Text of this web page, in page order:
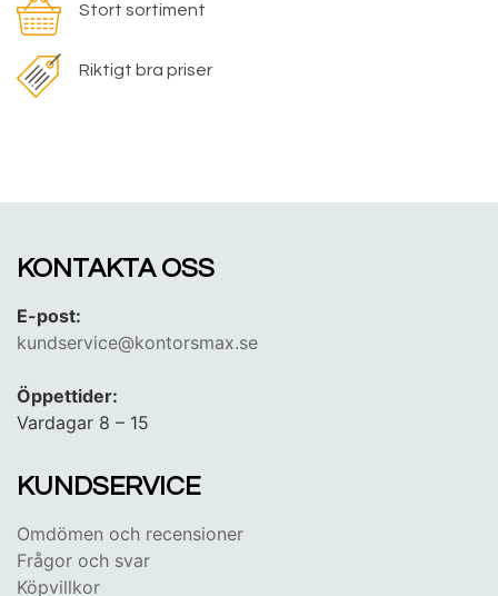
Stort sortiment
Riktigt bra priser
KONTAKTA OSS
E-post:
kundservice@kontorsmax.se
Öppettider:
Vardagar 8 – 15
KUNDSERVICE
Omdömen och recensioner
Frågor och svar
Köpvillkor